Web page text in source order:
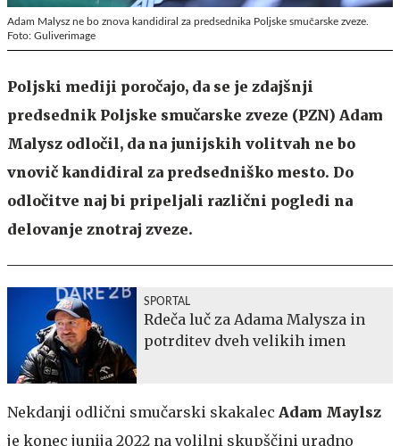
Adam Malysz ne bo znova kandidiral za predsednika Poljske smučarske zveze.
Foto: Guliverimage
Poljski mediji poročajo, da se je zdajšnji
predsednik Poljske smučarske zveze (PZN) Adam
Malysz odločil, da na junijskih volitvah ne bo
vnovič kandidiral za predsedniško mesto. Do
odločitve naj bi pripeljali različni pogledi na
delovanje znotraj zveze.
SPORTAL
Rdeča luč za Adama Malysza in
potrditev dveh velikih imen
Nekdanji odlični smučarski skakalec Adam Maylsz
je konec junija 2022 na volilni skupščini uradno